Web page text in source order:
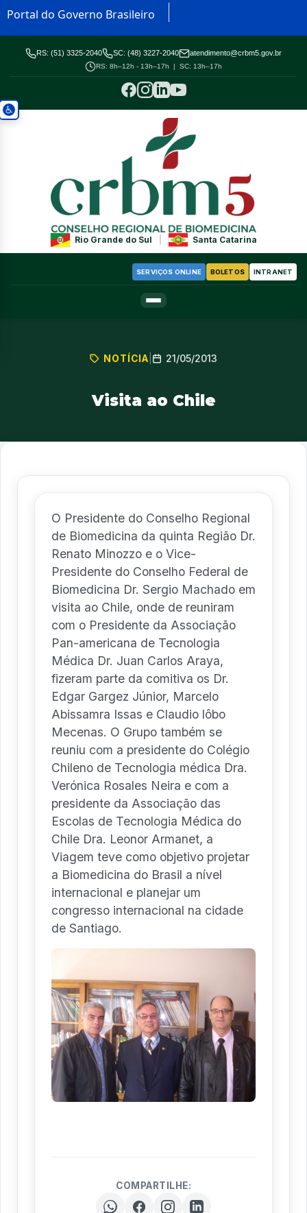
Portal do Governo Brasileiro
RS: (51) 3325-2040 SC: (48) 3227-2040 atendimento@crbm5.gov.br
RS: 8h–12h - 13h–17h | SC: 13h–17h
Rio Grande do Sul Santa Catarina
SERVIÇOS ONLINE BOLETOS INTRANET
NOTÍCIA 21/05/2013
Visita ao Chile
O Presidente do Conselho Regional
de Biomedicina da quinta Região Dr.
Renato Minozzo e o Vice-
Presidente do Conselho Federal de
Biomedicina Dr. Sergio Machado em
visita ao Chile, onde de reuniram
com o Presidente da Associação
Pan-americana de Tecnologia
Médica Dr. Juan Carlos Araya,
fizeram parte da comitiva os Dr.
Edgar Gargez Júnior, Marcelo
Abissamra Issas e Claudio lôbo
Mecenas. O Grupo também se
reuniu com a presidente do Colégio
Chileno de Tecnologia médica Dra.
Verónica Rosales Neira e com a
presidente da Associação das
Escolas de Tecnologia Médica do
Chile Dra. Leonor Armanet, a
Viagem teve como objetivo projetar
a Biomedicina do Brasil a nível
internacional e planejar um
congresso internacional na cidade
de Santiago.
COMPARTILHE: